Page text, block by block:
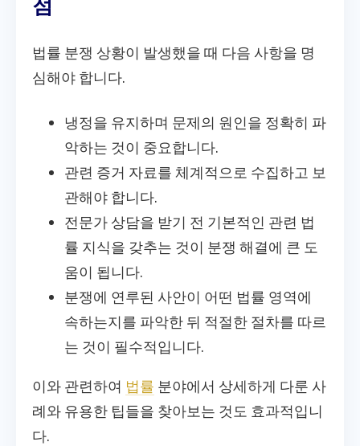
법률 분쟁 상황이 발생했을 때 다음 사항을 명
심해야 합니다.
냉정을 유지하며 문제의 원인을 정확히 파
악하는 것이 중요합니다.
관련 증거 자료를 체계적으로 수집하고 보
관해야 합니다.
전문가 상담을 받기 전 기본적인 관련 법
률 지식을 갖추는 것이 분쟁 해결에 큰 도
움이 됩니다.
분쟁에 연루된 사안이 어떤 법률 영역에
속하는지를 파악한 뒤 적절한 절차를 따르
는 것이 필수적입니다.
이와 관련하여 법률 분야에서 상세하게 다룬 사
례와 유용한 팁들을 찾아보는 것도 효과적입니
다.